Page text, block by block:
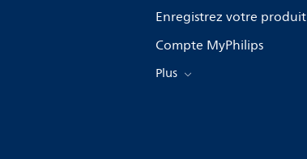
Enregistrez votre produit
Compte MyPhilips
Plus